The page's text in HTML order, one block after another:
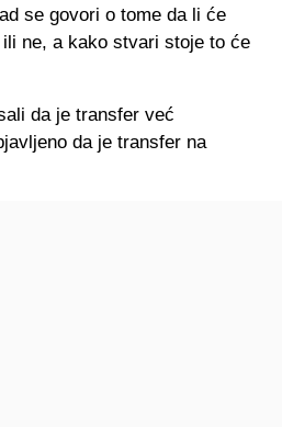
se govori o tome da li će
ne, a kako stvari stoje to će
da je transfer već
da je transfer na